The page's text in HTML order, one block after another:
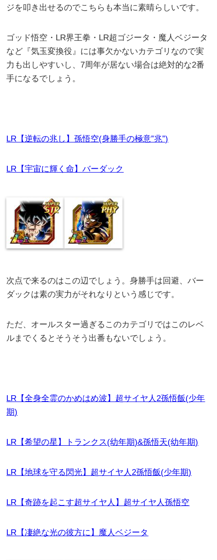
ジを叩き出せるのでこちらも本当に素晴らしいです。
ゴッド悟空・LR界王拳・LR超ゴジータ・魔人ベジータ
など『気玉変換役』には事欠かないカテゴリなので実
力も出しやすいし、7周年が居ない場合は絶対的な2番
手になるでしょう。
LR【逆転の兆し】孫悟空(身勝手の極意”兆”)
LR【宇宙に輝く命】バーダック
次点で来るのはこの辺でしょう。身勝手は回避、バー
ダックは素の実力がそれなりという感じです。
ただ、オールスター過ぎるこのカテゴリではこのレベ
ルまでくるとそうそう出番もないでしょう。
LR【全身全霊のかめはめ波】超サイヤ人2孫悟飯(少年
期)
LR【希望の星】トランクス(幼年期)&孫悟天(幼年期)
LR【地球を守る閃光】超サイヤ人2孫悟飯(少年期)
LR【奇跡を起こす超サイヤ人】超サイヤ人孫悟空
LR【凄絶な光の彼方に】魔人ベジータ